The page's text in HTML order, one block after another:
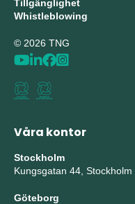
Tillgänglighet
Whistleblowing
© 2026 TNG
Våra kontor
Stockholm
Kungsgatan 44, Stockholm
Göteborg